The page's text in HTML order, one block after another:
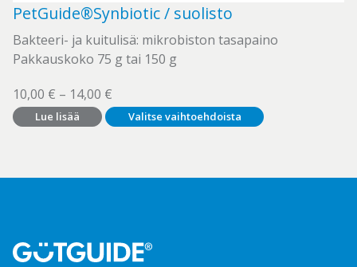
PetGuide®Synbiotic / suolisto
Bakteeri- ja kuitulisä: mikrobiston tasapaino
Pakkauskoko 75 g tai 150 g
10,00 € – 14,00 €
10,00 €
14,00 €
Lue lisää Valitse vaihtoehdoista
Tällä